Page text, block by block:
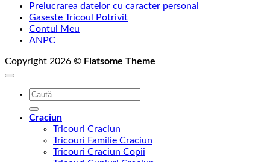
Prelucrarea datelor cu caracter personal
Gaseste Tricoul Potrivit
Contul Meu
ANPC
Copyright 2026 © Flatsome Theme
Caută
Craciun
Tricouri Craciun
Tricouri Familie Craciun
Tricouri Craciun Copii